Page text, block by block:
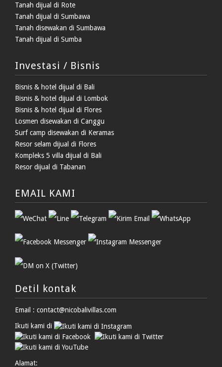
Tanah dijual di Rote
Tanah dijual di Sumbawa
Tanah disewakan di Sumbawa
Tanah dijual di Sumba
Investasi / Bisnis
Bisnis & hotel dijual di Bali
Bisnis & hotel dijual di Lombok
Bisnis & hotel dijual di Flores
Losmen disewakan di Canggu
Surf camp disewakan di Keramas
Resor selam dijual di Flores
Kompleks 5 villa dijual di Bali
Resor dijual di Tabanan
EMAIL KAMI
Detil kontak
Email : contact@nicobalivillas.com
Ikuti kami di
Alamat: